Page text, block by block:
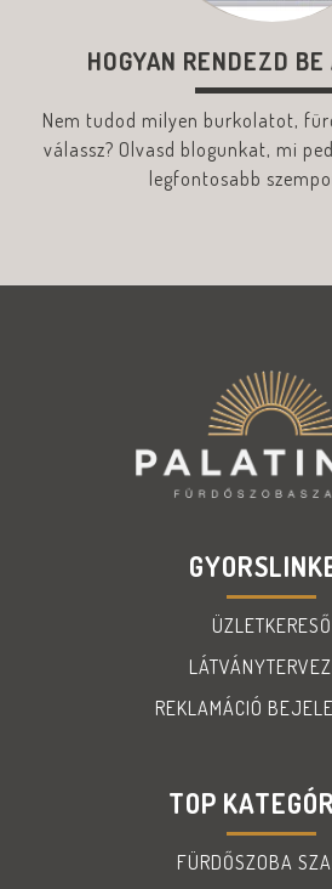
HOGYAN RENDEZD
Nem tudod milyen burkolatot,
válassz? Olvasd blogunkat, mi
legfontosabb
ÜZLETKERESŐ
REKLAMÁCIÓ
TOP
FÜRDŐSZOBA